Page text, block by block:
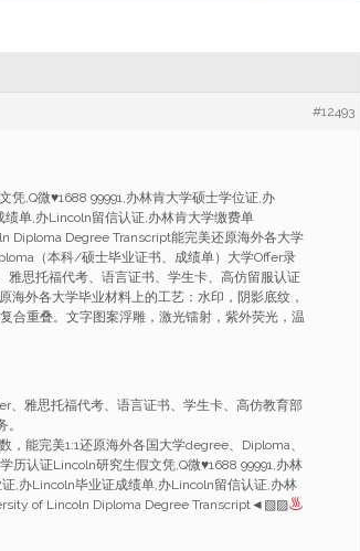
#12493
凭,Q微♥1688 99991,办林肯大学硕士学位证,办
单,办Lincoln留信认证,办林肯大学缴费单
Diploma Degree Transcript能完美还原海外各大学
（本科/硕士毕业证书、成绩单）大学Offer录
雅思托福代考、语言证书、学生卡、高仿留服认证
外各大学毕业材料上的工艺：水印，阴影底纹，
合重叠。文字图案浮雕，激光镭射，紫外荧光，温
、雅思托福代考、语言证书、学生卡、高仿教育部
，能完美1:1还原海外各国大学degree、Diploma、
历认证Lincoln研究生假文凭,Q微♥1688 99991,办林
,办Lincoln毕业证成绩单,办Lincoln留信认证,办林
of Lincoln Diploma Degree Transcript◄▧▨